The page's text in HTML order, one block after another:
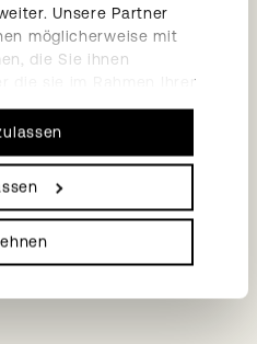
Unsere Partner
möglicherweise mit
die Sie ihnen
die sie im Rahmen Ihrer
haben.